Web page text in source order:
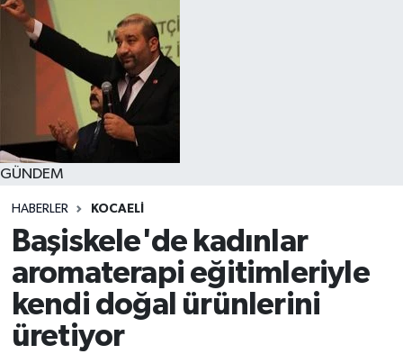
GÜNDEM
HABERLER KOCAELI
Başiskele'de kadınlar
aromaterapi eğitimleriyle
kendi doğal ürünlerini
üretiyor